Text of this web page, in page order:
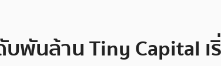
นล้าน Tiny Capital เ